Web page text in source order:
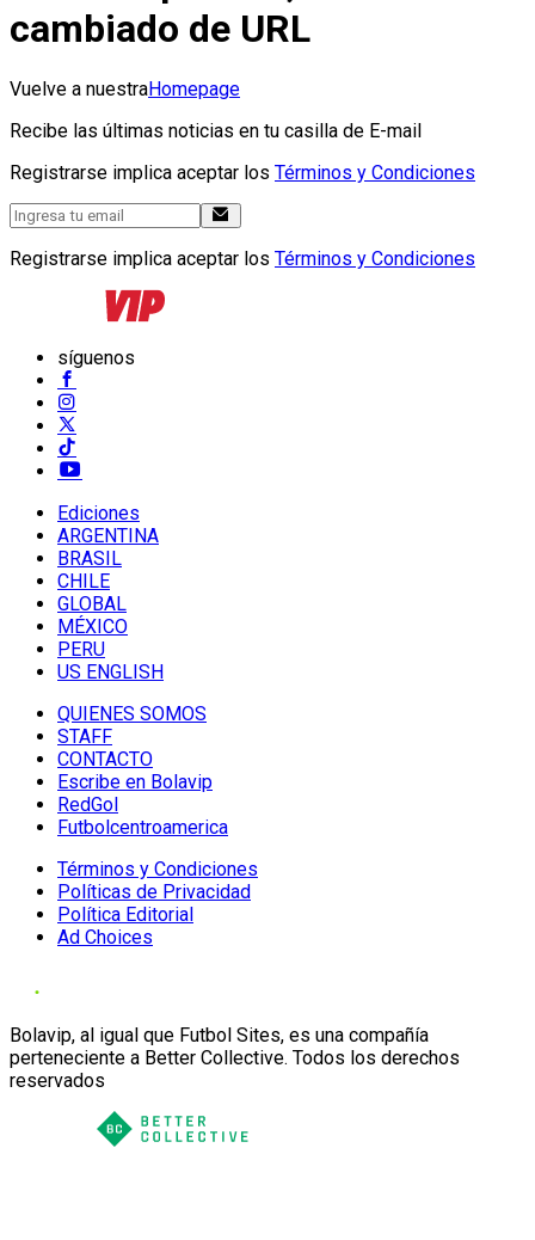
cambiado de URL
Vuelve a nuestraHomepage
Recibe las últimas noticias en tu casilla de E-mail
Registrarse implica aceptar los Términos y Condiciones
Registrarse implica aceptar los Términos y Condiciones
síguenos
Ediciones
ARGENTINA
BRASIL
CHILE
GLOBAL
MÉXICO
PERU
US ENGLISH
QUIENES SOMOS
STAFF
CONTACTO
Escribe en Bolavip
RedGol
Futbolcentroamerica
Términos y Condiciones
Políticas de Privacidad
Política Editorial
Ad Choices
Bolavip, al igual que Futbol Sites, es una compañía
perteneciente a Better Collective. Todos los derechos
reservados